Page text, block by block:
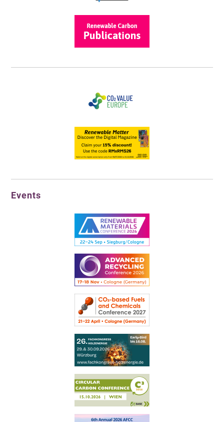
Events